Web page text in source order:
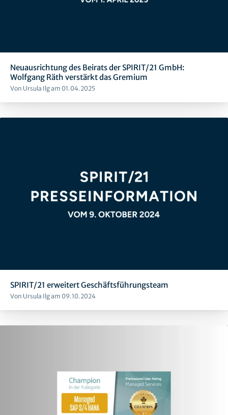
Neuausrichtung des Beirats der SPIRIT/21 GmbH:
Wolfgang Räth verstärkt das Gremium
Von Ursula Ilg am 01.04.2025
SPIRIT/21 erweitert Geschäftsführungsteam
Von Ursula Ilg am 09.10.2024